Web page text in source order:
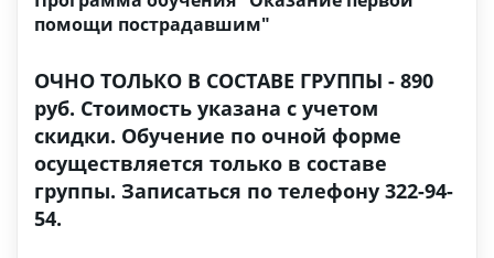
помощи пострадавшим"
ОЧНО ТОЛЬКО В СОСТАВЕ ГРУППЫ - 890
руб. Стоимость указана с учетом
скидки. Обучение по очной форме
осуществляется только в составе
группы. Записаться по телефону 322-94-
54.